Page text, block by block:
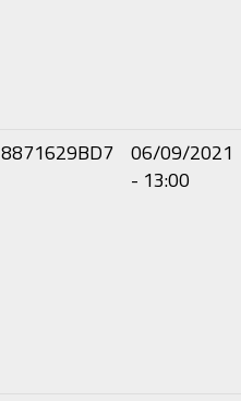
8871629BD7 06/09/2021
- 13:00